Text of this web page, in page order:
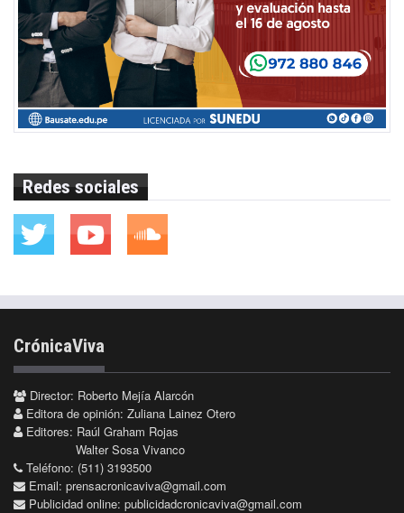
Redes sociales
CrónicaViva
Director: Roberto Mejía Alarcón
Editora de opinión: Zuliana Lainez Otero
Editores: Raúl Graham Rojas
Walter Sosa Vivanco
Teléfono: (511) 3193500
Email: prensacronicaviva@gmail.com
Publicidad online: publicidadcronicaviva@gmail.com